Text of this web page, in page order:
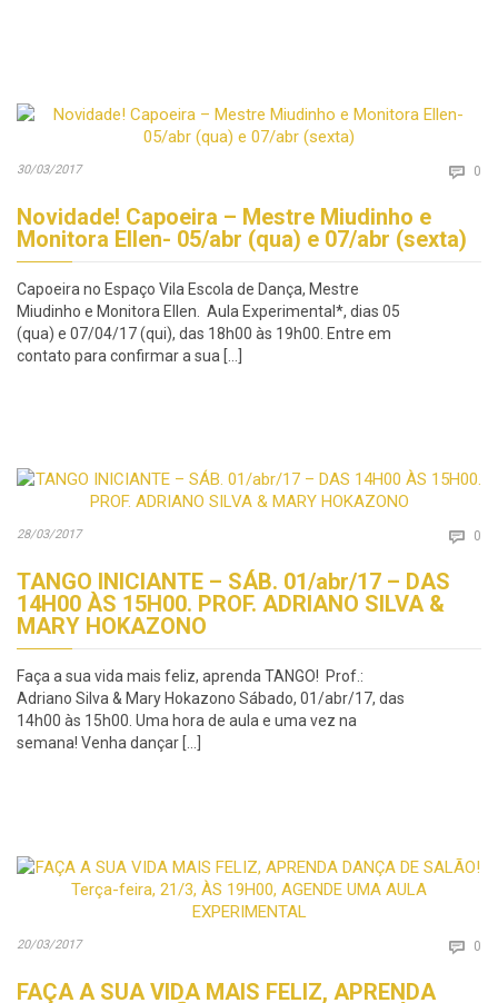
30/03/2017  0
Novidade! Capoeira – Mestre Miudinho e
Monitora Ellen- 05/abr (qua) e 07/abr (sexta)
Capoeira no Espaço Vila Escola de Dança, Mestre
Miudinho e Monitora Ellen. Aula Experimental*, dias 05
(qua) e 07/04/17 (qui), das 18h00 às 19h00. Entre em
contato para confirmar a sua […]
28/03/2017  0
TANGO INICIANTE – SÁB. 01/abr/17 – DAS
14H00 ÀS 15H00. PROF. ADRIANO SILVA &
MARY HOKAZONO
Faça a sua vida mais feliz, aprenda TANGO! Prof.:
Adriano Silva & Mary Hokazono Sábado, 01/abr/17, das
14h00 às 15h00. Uma hora de aula e uma vez na
semana! Venha dançar […]
20/03/2017  0
FAÇA A SUA VIDA MAIS FELIZ, APRENDA